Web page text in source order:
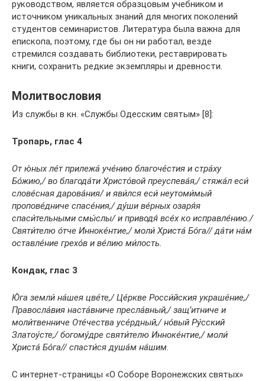
руководством, является образцовым учебником и
источником уникальных знаний для многих поколений
студентов семинаристов. Литература была важна для
епископа, поэтому, где бы он ни работал, везде
стремился создавать библиотеки, реставрировать
книги, сохранить редкие экземпляры и древности.
Молитвословия
Из службы в кн. «Службы Одесским святым» [8]:
Тропарь, глас 4
От ю́ных ле́т прилежа́ уче́нию благоче́стия и стра́ху
Бо́жию,/ во благода́ти Христо́вой преуспева́я,/ стяжа́л еси́
слове́сная дарова́ния/ и яви́лся еси́ неутоми́мый
пропове́дниче спасе́ния,/ ду́ши ве́рных озаря́я
спаси́тельными смы́слы/ и приводя́ все́х ко исправле́нию./
Святи́телю о́тче Инноке́нтие,/ моли́ Христа́ Бо́га// да́ти на́м
оставле́ние грехо́в и ве́лию ми́лость.
Кондак, глас 3
Ю́га земли́ на́шея цве́те,/ Це́ркве Росси́йския украше́ние,/
Правосла́вия наста́вниче пресла́вный,/ защ’итниче и
моли́твенниче Оте́чества усе́рдный,/ но́вый Ру́сский
Златоу́сте,/ богому́дре святи́телю Инноке́нтие,/ моли́
Христа́ Бо́га// спасти́ся душа́м на́шим.
С интернет-страницы «О Соборе Воронежских святых»